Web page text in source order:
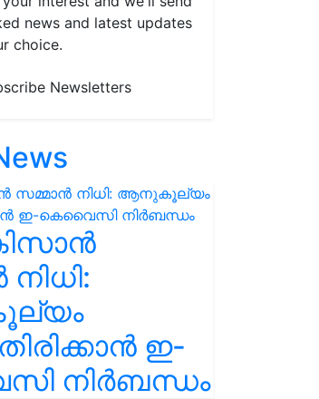
news and latest updates
choice.
Newsletters
ഇ-
നിർബന്ധം